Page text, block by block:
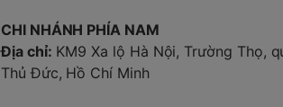
CHI NHÁNH PHÍA NAM
Địa chỉ: KM9 Xa lộ Hà Nội, Trường Thọ,
Thủ Đức, Hồ Chí Minh